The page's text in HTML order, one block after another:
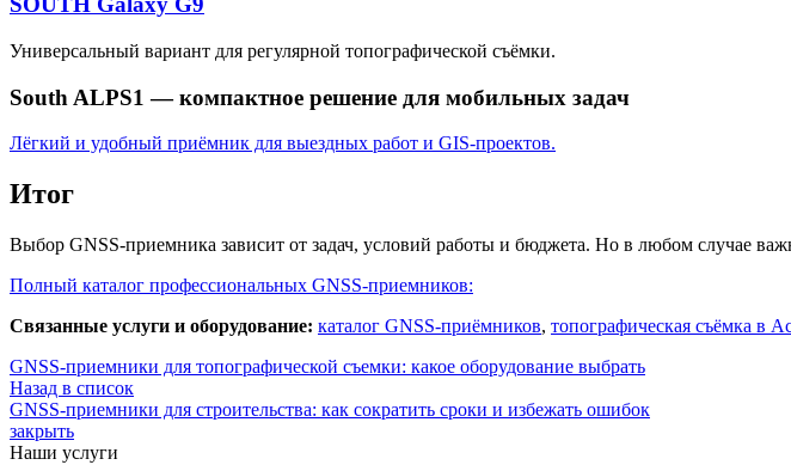
Универсальный вариант для регулярной топографической съёмки.
South ALPS1 — компактное решение для мобильных задач
Лёгкий и удобный приёмник для выездных работ и GIS-проектов.
Итог
Выбор GNSS-приемника зависит от задач, условий работы и бюджета. Но в любом случае
Полный каталог профессиональных GNSS-приемников:
Связанные услуги и оборудование: каталог GNSS-приёмников, топографическая съёмка в
GNSS-приемники для топографической съемки: какое оборудование выбрать
Назад в список
GNSS-приемники для строительства: как сократить сроки и избежать ошибок
закрыть
Наши услуги